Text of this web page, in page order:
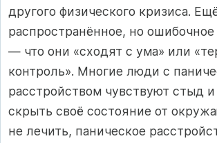
другого физического кризиса.
распространённое, но
— что они «сходят с ума» или
контроль». Многие люди с
расстройством чувствуют стыд
скрыть своё состояние от
не лечить, паническое